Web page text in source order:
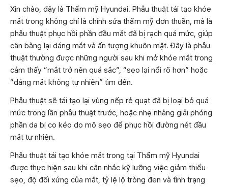
Xin chào, đây là Thẩm mỹ Hyundai. Phẫu thuật tái tạo khóe
mắt trong không chỉ là chỉnh sửa thẩm mỹ đơn thuần, mà là
phẫu thuật phục hồi phần đầu mắt đã bị rạch quá mức, giúp
cân bằng lại dáng mắt và ấn tượng khuôn mặt. Đây là phẫu
thuật thường được những người sau khi mở khóe mắt trong
cảm thấy “mắt trở nên quá sắc”, “sẹo lại nổi rõ hơn” hoặc
“dáng mắt không tự nhiên” tìm đến.
Phẫu thuật sẽ tái tạo lại vùng nếp rẻ quạt đã bị loại bỏ quá
mức trong lần phẫu thuật trước, hoặc nhẹ nhàng giải phóng
phần da bị co kéo do mô sẹo để phục hồi đường nét đầu
mắt tự nhiên.
Phẫu thuật tái tạo khóe mắt trong tại Thẩm mỹ Hyundai
được thực hiện sau khi cân nhắc kỹ lưỡng việc giảm thiểu
sẹo, độ đối xứng của mắt, tỷ lệ lộ tròng đen và tình trạng